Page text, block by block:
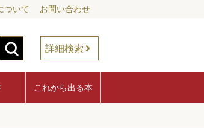
ついて お問い合わせ
詳細検索
これから出る本